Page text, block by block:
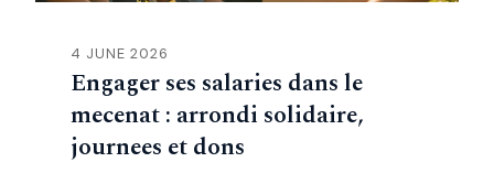
4 JUNE 2026
Engager ses salaries dans le
mecenat : arrondi solidaire,
journees et dons